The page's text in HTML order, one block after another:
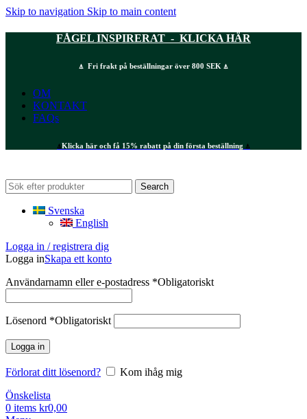
Skip to navigation Skip to main content
FÅGEL INSPIRERAT - KLICKA HÄR
⍋ Fri frakt på beställningar över 800 SEK ⍋
OM
KONTAKT
FAQs
⍋Klicka här och få 15% rabatt på din första beställning ⍋
Search
Svenska
English
Logga in / registrera dig
Logga inSkapa ett konto
Användarnamn eller e-postadress *Obligatoriskt
Lösenord *Obligatoriskt
Logga in
Förlorat ditt lösenord?
Kom ihåg mig
Önskelista
0 items kr0,00